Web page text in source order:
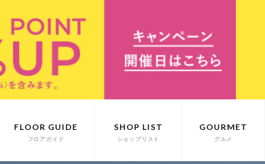
FLOOR GUIDE
フロアガイド
SHOP LIST
ショップリスト
GOURMET
グルメ